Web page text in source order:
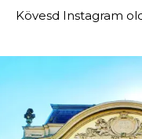
Kövesd Instagram